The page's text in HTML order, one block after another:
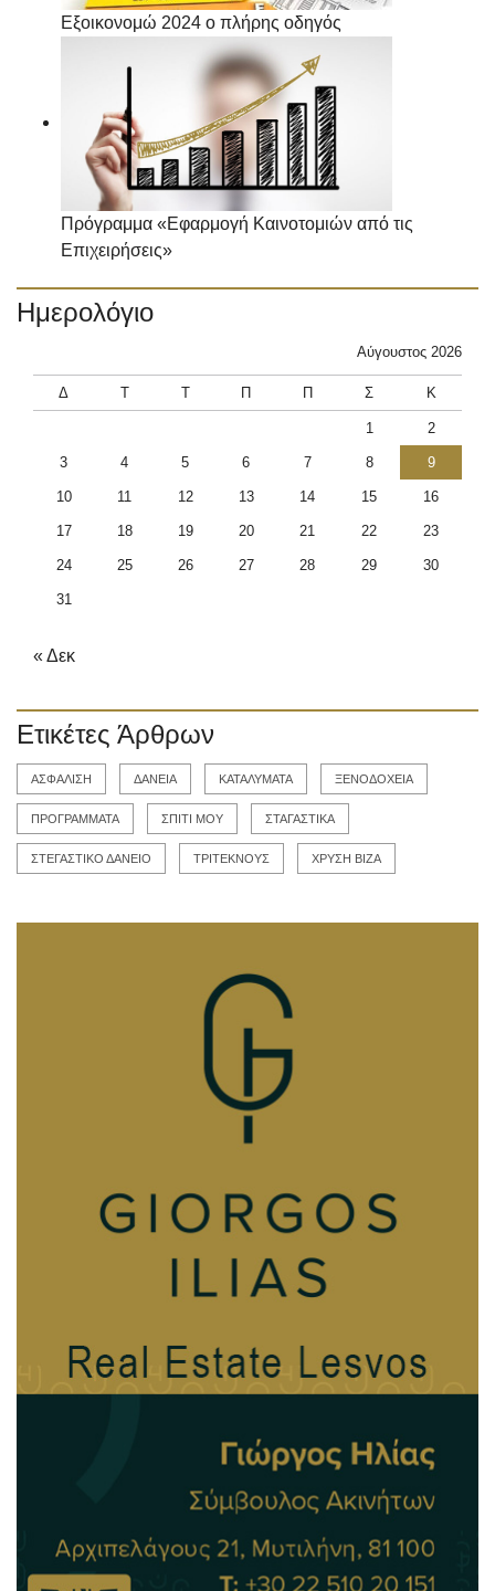
Εξοικονομώ 2024 ο πλήρης οδηγός
Πρόγραμμα «Εφαρμογή Καινοτομιών από τις
Επιχειρήσεις»
Ημερολόγιο
Αύγουστος 2026
Δ Τ Τ Π Π Σ Κ
1 2
3 4 5 6 7 8 9
10 11 12 13 14 15 16
17 18 19 20 21 22 23
24 25 26 27 28 29 30
31
« Δεκ
Ετικέτες Άρθρων
ΑΣΦΑΛΙΣΗ ΔΑΝΕΙΑ ΚΑΤΑΛΥΜΑΤΑ ΞΕΝΟΔΟΧΕΙΑ
ΠΡΟΓΡΑΜΜΑΤΑ ΣΠΙΤΙ ΜΟΥ ΣΤΑΓΑΣΤΙΚΑ
ΣΤΕΓΑΣΤΙΚΟ ΔΑΝΕΙΟ ΤΡΙΤΕΚΝΟΥΣ ΧΡΥΣΗ ΒΙΖΑ